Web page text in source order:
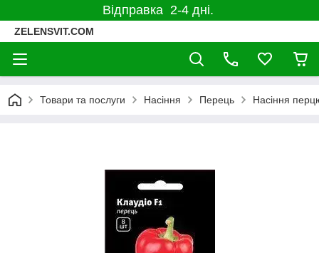
Відправка 2-4 дні.
ZELENSVIT.COM
Товари та послуги Насіння Перець Насіння